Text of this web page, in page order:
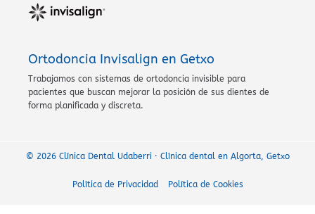
Ortodoncia Invisalign en Getxo
Trabajamos con sistemas de ortodoncia invisible para
pacientes que buscan mejorar la posición de sus dientes de
forma planificada y discreta.
© 2026 Clínica Dental Udaberri · Clínica dental en Algorta, Getxo
Política de Privacidad Política de Cookies